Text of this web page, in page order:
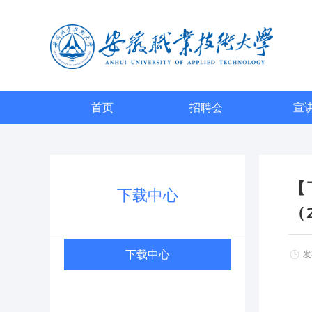
首页 招聘会 宣
下载中心
下载中心